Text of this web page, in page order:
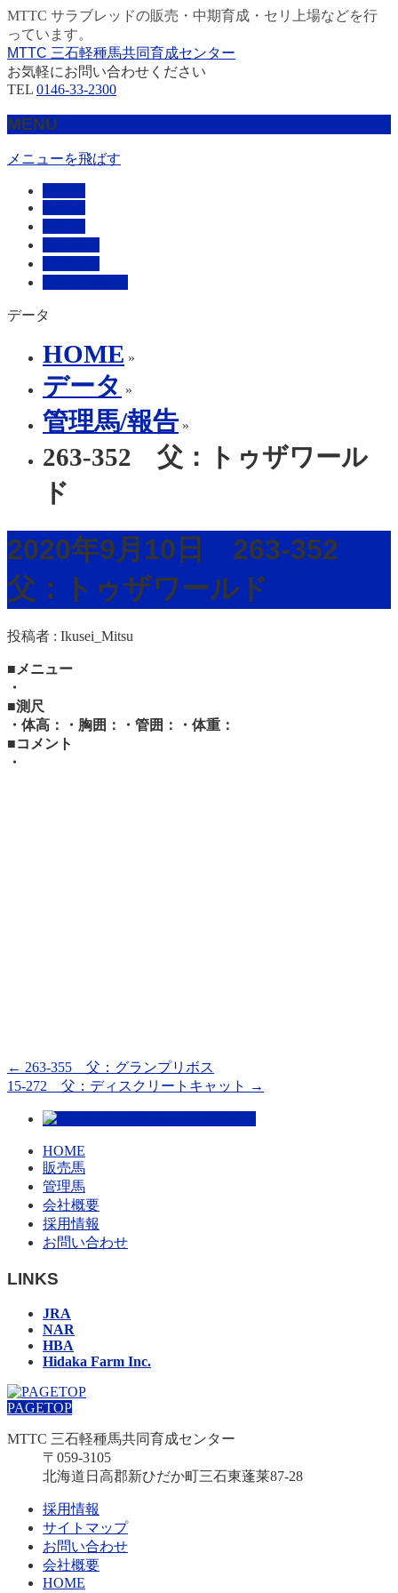
MTTC サラブレッドの販売・中期育成・セリ上場などを行
っています。
MTTC 三石軽種馬共同育成センター
お気軽にお問い合わせください
TEL 0146-33-2300
MENU
メニューを飛ばす
データ
HOME »
データ »
管理馬/報告 »
263-352 父：トゥザワール
ド
2020年9月10日 263-352
父：トゥザワールド
投稿者 : Ikusei_Mitsu
■メニュー
・
■測尺
・体高：・胸囲：・管囲：・体重：
■コメント
・
← 263-355 父：グランプリボス
15-272 父：ディスクリートキャット
→
HOME
販売馬
管理馬
会社概要
採用情報
お問い合わせ
LINKS
JRA
NAR
HBA
Hidaka Farm Inc.
PAGETOP
MTTC 三石軽種馬共同育成センター
〒059-3105
北海道日高郡新ひだか町三石東蓬莱87-28
採用情報
サイトマップ
お問い合わせ
会社概要
HOME